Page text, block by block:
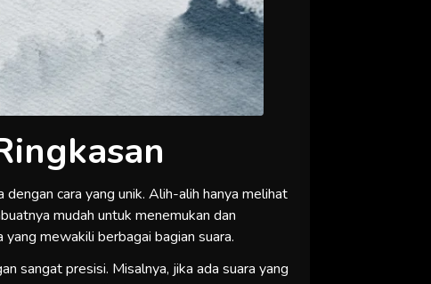
cara yang unik. Alih-alih hanya melihat
mudah untuk menemukan dan
mewakili berbagai bagian suara.
sangat presisi. Misalnya, jika ada suara yang